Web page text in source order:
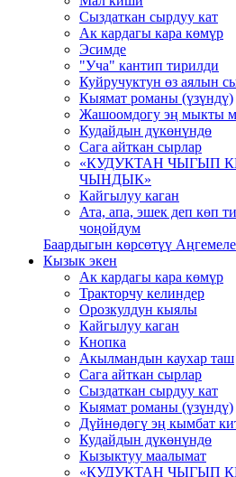
Сыздаткан сырдуу кат
Ак кардагы кара көмүр
Эсимде
"Уча" кантип тирилди
Куйручуктун өз аялын
Кыямат романы (үзүндү)
Жашоомдогу эң мыкты
Кудайдын дүкөнүндө
Сага айткан сырлар
«КУДУКТАН ЧЫГЫП
ЧЫНДЫК»
Кайгылуу каган
Ата, апа, эшек деп көп
чоңойдум
Баардыгын көрсөтүү
Кызык экен
Ак кардагы кара көмүр
Тракторчу келиндер
Орозкулдун кыялы
Кайгылуу каган
Кнопка
Акылмандын каухар таш
Сага айткан сырлар
Сыздаткан сырдуу кат
Кыямат романы (үзүндү)
Дүйнөдөгү эң кымбат
Кудайдын дүкөнүндө
Кызыктуу маалымат
«КУДУКТАН ЧЫГЫП